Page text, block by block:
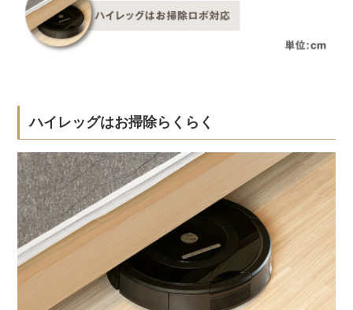
ハイレッグはお掃除らくらく